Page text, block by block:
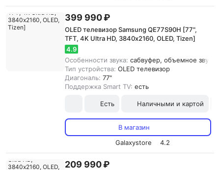
399 990 ₽
OLED телевизор Samsung QE77S90H [77",
TFT, 4K Ultra HD, 3840х2160, OLED, Tizen]
4.9
Особенности звука: сабвуфер, объемное
Тип устройства: OLED телевизор
Диагональ: 77"
Поддержка Smart TV: есть
Есть Наличными и картой
В магазин
Galaxystore
4.2
209 990 ₽